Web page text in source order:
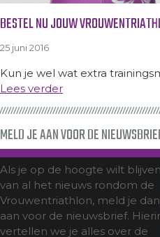
BESTEL NU JOUW
25 juni 2016
Kun je wel wat extra
Lees verder
MELD JE AAN VOOR DE
Als je op de hoogte wilt blijven
van al het nieuws rondom de
Vrouwentriathlon, meld je dan
aan voor de nieuwsbrief.
vertellen we je alles over de